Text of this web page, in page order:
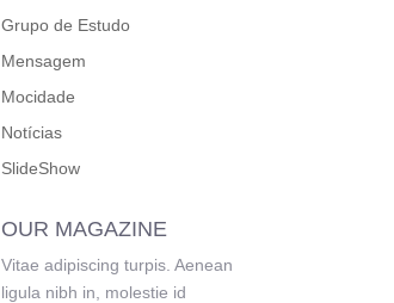
Grupo de Estudo
Mensagem
Mocidade
Notícias
SlideShow
OUR MAGAZINE
Vitae adipiscing turpis. Aenean
ligula nibh in, molestie id